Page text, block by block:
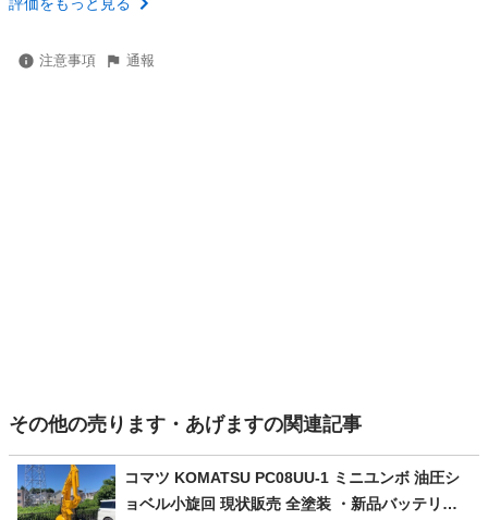
注意事項 通報
その他の売ります・あげますの関連記事
コマツ KOMATSU PC08UU-1 ミニユンボ 油圧シ
ョベル小旋回 現状販売 全塗装 ・新品バッテリー